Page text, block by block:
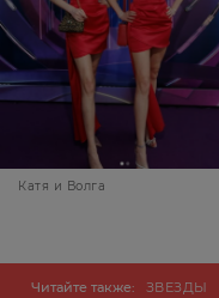
Катя и Волга
Читайте также: ЗВЕЗДЫ